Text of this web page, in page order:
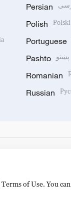
Persian
Polish Polski
Portuguese
Pashto پښتو
Romanian
Russian
of Use. You